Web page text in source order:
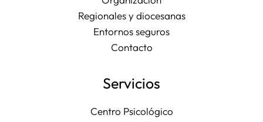
Regionales y diocesanas
Entornos seguros
Contacto
Servicios
Centro Psicológico